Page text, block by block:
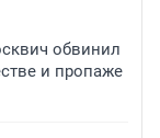
обвинил
и пропаже